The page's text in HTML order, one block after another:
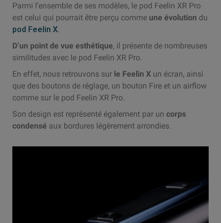
Parmi l’ensemble de ses modèles, le pod Feelin XR Pro
est celui qui pourrait être perçu comme une évolution du
pod Feelin X.
D’un point de vue esthétique, il présente de nombreuses
similitudes avec le pod Feelin XR Pro.
En effet, nous retrouvons sur le Feelin X un écran, ainsi
que des boutons de réglage, un bouton Fire et un airflow
comme sur le pod Feelin XR Pro.
Son design est représenté également par un corps
condensé aux bordures légèrement arrondies.